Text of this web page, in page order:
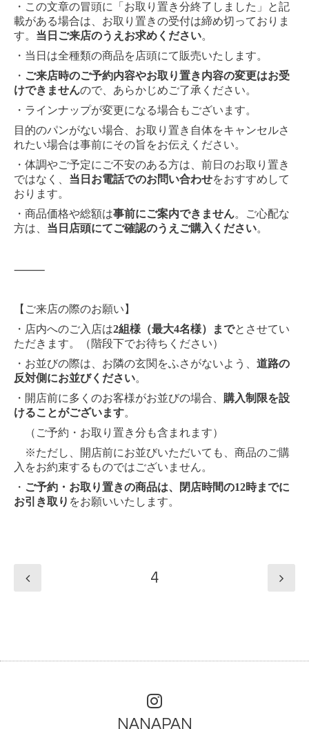
・この文章の冒頭に「お取り置き分終了しました」と記
載がある場合は、お取り置きの受付は締め切っておりま
す。 当日ご来店のうえお求めください。
・当日は全種類の商品を店頭にて販売いたします。
・ ご来店時のご予約内容やお取り置き内容の変更はお受
けできませんので、あらかじめご了承ください。
・ラインナップが変更になる場合もございます。
目的のパンがない場合、お取り置き自体をキャンセルさ
れたい場合は事前にその旨をお伝えください。
・体調やご予定にご不安のある方は、前日のお取り置き
ではなく、 当日お電話でのお問い合わせをおすすめして
おります。
・商品価格や総額は事前にご案内できません。ご心配な
方は、 当日店頭にてご確認のうえご購入ください。
⸻
【ご来店の際のお願い】
・店内へのご入店は2組様（最大4名様）までとさせてい
ただきます。（階段下でお待ちください）
・お並びの際は、お隣の玄関をふさがないよう、 道路の
反対側にお並びください。
・開店前に多くのお客様がお並びの場合、 購入制限を設
けることがございます。
（ご予約・お取り置き分も含まれます）
※ただし、開店前にお並びいただいても、商品のご購
入をお約束するものではございません。
・ ご予約・お取り置きの商品は、閉店時間の12時までに
お引き取り をお願いいたします。
4
NANAPAN